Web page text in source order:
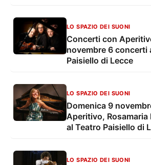
LO SPAZIO DEI SUONI
Concerti con
novembre 6 concerti
Paisiello di Lecce
LO SPAZIO DEI SUONI
Domenica 9
Aperitivo, Rosamaria Bene, pianoforte
al Teatro Paisiello di
LO SPAZIO DEI SUONI